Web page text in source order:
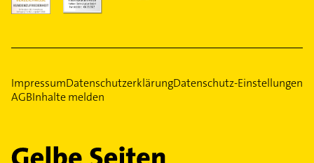
ImpressumDatenschutzerklärungDatenschutz-Einstellungen
AGBInhalte melden